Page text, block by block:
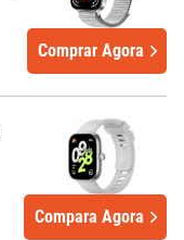
Comprar Agora
Compara Agora